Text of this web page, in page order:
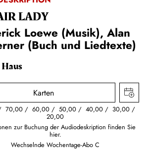
LADY
Loewe (Musik), Alan
(Buch und Liedtexte)
Karten
70,00 60,00 50,00 40,00 30,00
20,00
zur Buchung der Audiodeskription finden Sie
hier.
Wechselnde Wochentage-Abo C